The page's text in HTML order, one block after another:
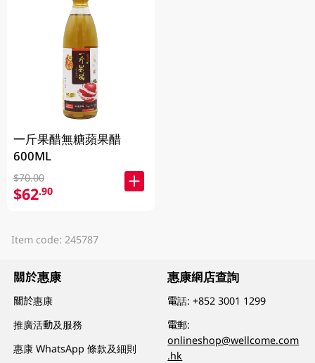
一斤果醋無糖蘋果醋
600ML
$70.00
$62.90
Item code: 245787
關於惠康
關於惠康
推廣活動及服務
惠康 WhatsApp 條款及細則
惠康網店查詢
電話:+852 3001 1299
電郵:
onlineshop@wellcome.com
.hk